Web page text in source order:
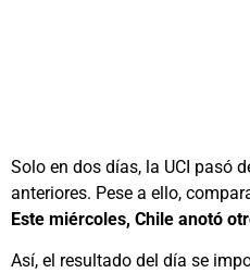
Solo en dos días, la UCI pasó
anteriores. Pese a ello,
Este miércoles, Chile anotó
Así, el resultado del día se